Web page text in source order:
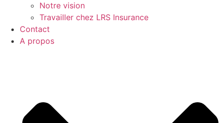
Notre vision
Travailler chez LRS Insurance
Contact
A propos